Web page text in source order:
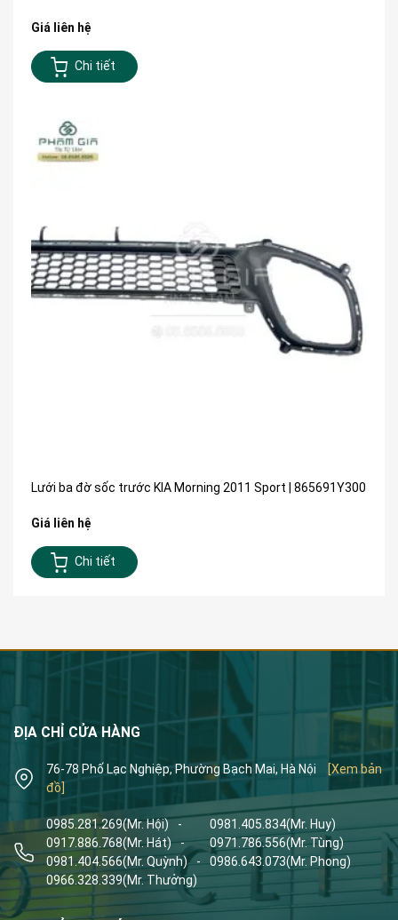
Giá liên hệ
Chi tiết
Lưới ba đờ sốc trước KIA Morning 2011 Sport | 865691Y300
Giá liên hệ
Chi tiết
ĐỊA CHỈ CỬA HÀNG
76-78 Phố Lạc Nghiệp, Phường Bạch Mai, Hà Nội
[Xem bản
đồ]
0985.281.269(Mr. Hội) - 0981.405.834(Mr. Huy)
0917.886.768(Mr. Hát) - 0971.786.556(Mr. Tùng)
0981.404.566(Mr. Quỳnh) - 0986.643.073(Mr. Phong)
0966.328.339(Mr. Thưởng)